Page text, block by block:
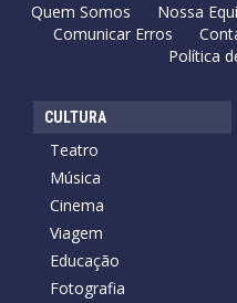
Quem Somos Nossa
Comunicar Erros
Política
CULTURA
Teatro
Música
Cinema
Viagem
Educação
Fotografia